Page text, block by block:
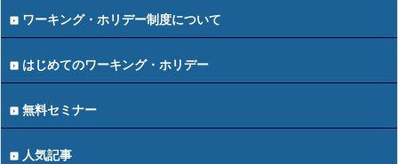
ワーキング・ホリデー制度について
はじめてのワーキング・ホリデー
無料セミナー
人気記事